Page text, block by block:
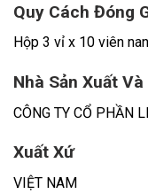
Quy Cách Đóng
Hộp 3 vỉ x 10 viên
Nhà Sản Xuất
CÔNG TY CỔ PHẦN
Xuất Xứ
VIỆT NAM